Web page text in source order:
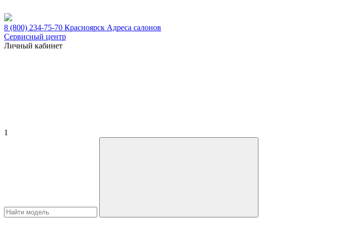
8 (800) 234-75-70 Красноярск Адреса салонов
Сервисный центр
Личный кабинет
1